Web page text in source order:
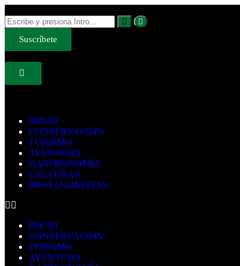
Suscríbete
INICIO
CONSERVACIÓN
TURISMO
AVENTURA
GASTRONOMÍA
CULTURAS
PROTAGONISTAS
INICIO
CONSERVACIÓN
TURISMO
AVENTURA